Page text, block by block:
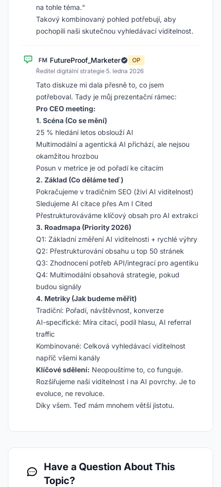
na tohle téma.“
Takový kombinovaný pohled potřebují, aby
pochopili naši skutečnou vyhledávací viditelnost.
FM FutureProof_Marketer
OP
Ředitel digitální strategie·5. ledna 2026
Tato diskuze mi dala přesně to, co jsem
potřeboval. Tady je můj prezentační rámec:
Pro CEO meeting:
1. Scéna (Co se mění)
25 % hledání letos obslouží AI
Multimodální a agentická AI přichází, ale nejsou
okamžitou hrozbou
Posun v metrice je od pořadí ke citacím
2. Základ (Co děláme teď)
Pokračujeme v tradičním SEO (živí AI viditelnost)
Sledujeme AI citace přes Am I Cited
Přestrukturováváme klíčový obsah pro AI extrakci
3. Roadmapa (Priority 2026)
Q1: Základní změření AI viditelnosti + rychlé výhry
Q2: Přestrukturování obsahu u top 50 stránek
Q3: Zhodnocení potřeb API/integrací pro agentiku
Q4: Multimodální obsahová strategie, pokud
budou signály
4. Metriky (Jak budeme měřit)
Tradiční: Pořadí, návštěvnost, konverze
AI-specifické: Míra citací, podíl hlasu, AI referral
traffic
Kombinované: Celková vyhledávací viditelnost
napříč všemi kanály
Klíčové sdělení: Neopouštíme to, co funguje.
Rozšiřujeme naši viditelnost i na AI povrchy. Je to
evoluce, ne revoluce.
Díky všem. Teď mám mnohem větší jistotu.
Have a Question About This
Topic?